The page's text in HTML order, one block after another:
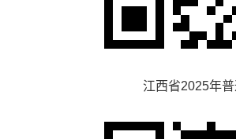
江西省2025年普